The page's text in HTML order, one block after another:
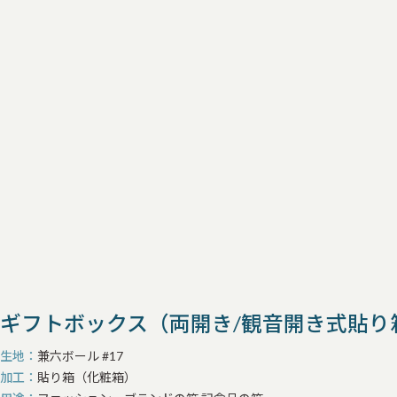
ギフトボックス（両開き/観音開き式貼り
生地
兼六ボール #17
加工
貼り箱（化粧箱）